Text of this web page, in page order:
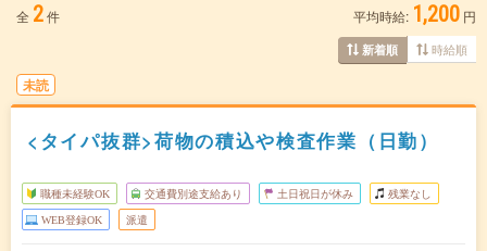
全 2件 平均時給: 1,200 円
新着順 時給順
未読
<タイパ抜群>荷物の積込や検査作業（日勤）
職種未経験OK 交通費別途支給あり 土日祝日が休み 残業なし
WEB登録OK 派遣